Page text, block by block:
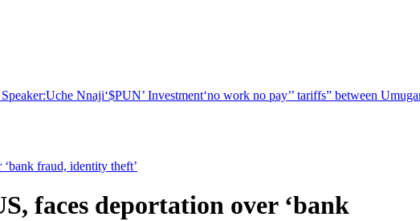
:Uche Nnaji‘$PUN’ Investment‘no work no pay’’ tariffs” between
fraud, identity theft’
faces deportation over ‘bank